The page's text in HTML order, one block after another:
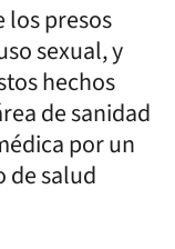
los presos
sexual, y
hechos
de sanidad
por un
de salud